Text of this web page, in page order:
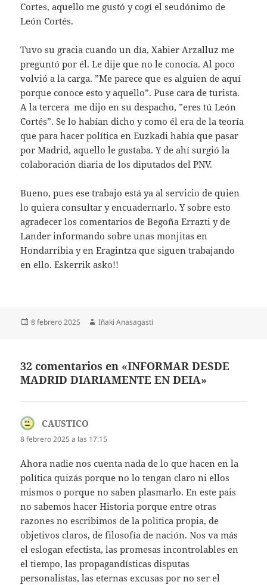
Cortes, aquello me gustó y cogí el seudónimo de
León Cortés.
Tuvo su gracia cuando un día, Xabier Arzalluz me
preguntó por él. Le dije que no le conocía. Al poco
volvió a la carga. ”Me parece que es alguien de aquí
porque conoce esto y aquello”. Puse cara de turista.
A la tercera me dijo en su despacho, ”eres tú León
Cortés”. Se lo habían dicho y como él era de la teoría
que para hacer política en Euzkadi había que pasar
por Madrid, aquello le gustaba. Y de ahí surgió la
colaboración diaria de los diputados del PNV.
Bueno, pues ese trabajo está ya al servicio de quien
lo quiera consultar y encuadernarlo. Y sobre esto
agradecer los comentarios de Begoña Errazti y de
Lander informando sobre unas monjitas en
Hondarribia y en Eragintza que siguen trabajando
en ello. Eskerrik asko!!
Publicado
8 febrero 2025 Autor
Iñaki Anasagasti
32 comentarios en «INFORMAR DESDE
MADRID DIARIAMENTE EN DEIA»
CAUSTICO
8 febrero 2025 a las 17:15
Ahora nadie nos cuenta nada de lo que hacen en la
política quizás porque no lo tengan claro ni ellos
mismos o porque no saben plasmarlo. En este pais
no sabemos hacer Historia porque entre otras
razones no escribimos de la politica propia, de
objetivos claros, de filosofía de nación. Nos va más
el eslogan efectista, las promesas incontrolables en
el tiempo, las propagandísticas disputas
personalistas, las eternas excusas por no ser el